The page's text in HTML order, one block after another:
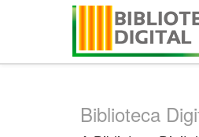
Biblioteca